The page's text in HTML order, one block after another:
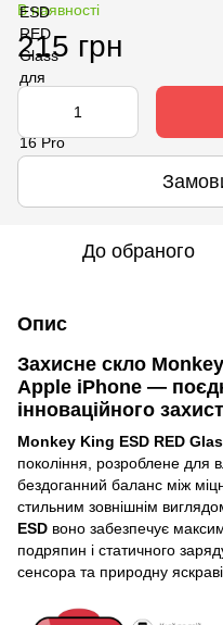
В наявності
215 грн
До обраного
Опис
Захисне скло
Apple iPhone —
інноваційного
Monkey King ESD RED
покоління, розроблене для
бездоганний баланс між
стильним зовнішнім
ESD воно забезпечує
подряпин і статичного
сенсора та природну